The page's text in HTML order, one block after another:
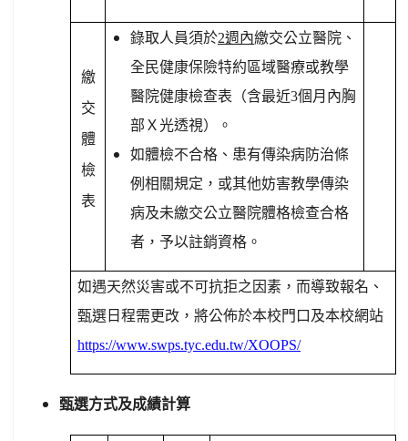
繳
交
體
檢
表
錄取人員須於2週內繳交公立醫院、
全民健康保險特約區域醫療或教學
醫院健康檢查表 （含最近3個月內胸
部Ｘ光透視）。
如體檢不合格、患有傳染病防治條
例相關規定，或其他妨害教學傳染
病及未繳交公立醫院體格檢查合格
者，予以註銷資格。
如遇天然災害或不可抗拒之因素，而導致報名、
甄選日程需更改，將公佈於本校門口及本校網站
https://www.swps.tyc.edu.tw/XOOPS/
甄選方式及成績計算